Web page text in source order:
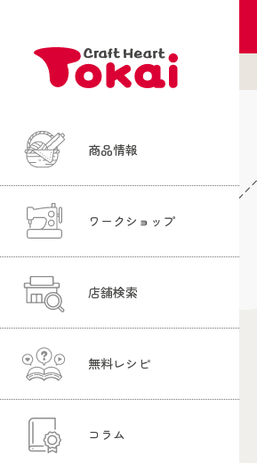
商品情報
ワークショップ
店舗検索
無料レシピ
コラム